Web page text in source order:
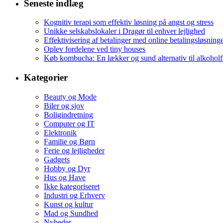
Seneste indlæg
Kognitiv terapi som effektiv løsning på angst og stress
Unikke selskabslokaler i Dragør til enhver lejlighed
Effektivisering af betalinger med online
Oplev fordelene ved tiny houses
Køb kombucha: En lækker og sund alternativ til
Kategorier
Beauty og Mode
Biler og sjov
Boligindretning
Computer og IT
Elektronik
Familie og Børn
Ferie og lejligheder
Gadgets
Hobby og Dyr
Hus og Have
Ikke kategoriseret
Industri og Erhverv
Kunst og kultur
Mad og Sundhed